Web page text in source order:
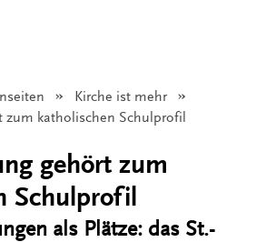
Kirche ist mehr
zum katholischen Schulprofil
gehört zum
Schulprofil
als Plätze: das St.-